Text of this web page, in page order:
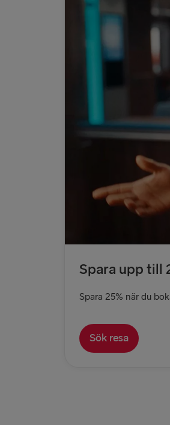
Spara upp till
Spara 25% när du
Sök resa